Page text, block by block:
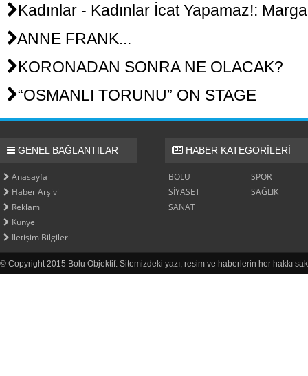
Kadınlar - Kadınlar İcat Yapamaz!:
ANNE FRANK...
KORONADAN SONRA NE OLACAK?
“OSMANLI TORUNU” ON STAGE
GENEL BAĞLANTILAR
Anasayfa
Haber Arşivi
Reklam
Künye
İletişim Bilgileri
HABER KATEGORİLERİ
BOLU
SPOR
SİYASET
SAĞLIK
SANAT
© Copyright 2015 Bolu Objektif. Sitemizdeki yazı, resim ve haberlerin her hakkı